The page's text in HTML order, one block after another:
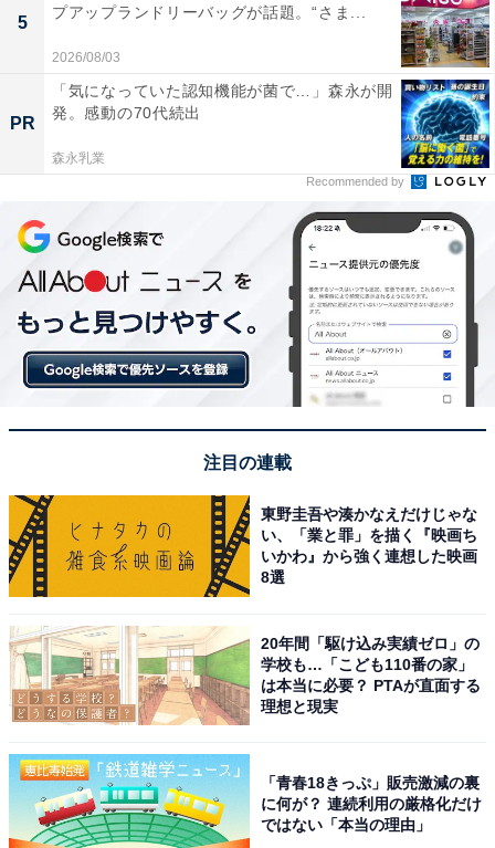
1位：桐谷美玲／108票
View this post on Instagram
5
プアップランドリーバッグが話題。“さま...
2026/08/03
PR
「気になっていた認知機能が菌で…」森永が開
発。感動の70代続出
森永乳業
Recommended by
注目の連載
東野圭吾や湊かなえだけじゃな
い、「業と罪」を描く『映画ち
いかわ』から強く連想した映画
8選
20年間「駆け込み実績ゼロ」の
学校も…「こども110番の家」
は本当に必要？ PTAが直面する
理想と現実
「青春18きっぷ」販売激減の裏
に何が？ 連続利用の厳格化だけ
ではない「本当の理由」